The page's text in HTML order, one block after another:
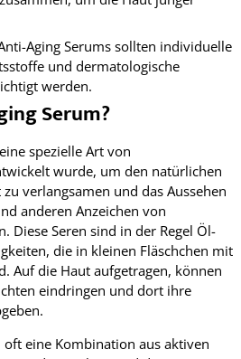
Aging Serums sollten individuelle
und dermatologische
werden.
Serum?
spezielle Art von
wurde, um den natürlichen
verlangsamen und das Aussehen
anderen Anzeichen von
Diese Seren sind in der Regel Öl-
die in kleinen Fläschchen mit
Auf die Haut aufgetragen, können
eindringen und dort ihre
oft eine Kombination aus aktiven